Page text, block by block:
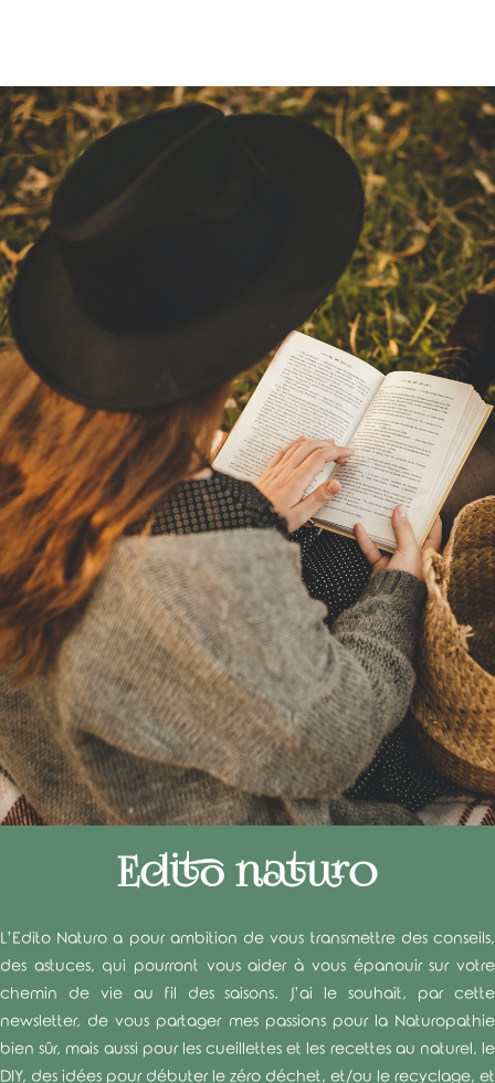
Edito naturo
L’Edito Naturo a pour ambition de vous transmettre des conseils,
des astuces, qui pourront vous aider à vous épanouir sur votre
chemin de vie au fil des saisons. J’ai le souhait, par cette
newsletter, de vous partager mes passions pour la Naturopathie
bien sûr, mais aussi pour les cueillettes et les recettes au naturel, le
DIY, des idées pour débuter le zéro déchet, et/ou le recyclage, et